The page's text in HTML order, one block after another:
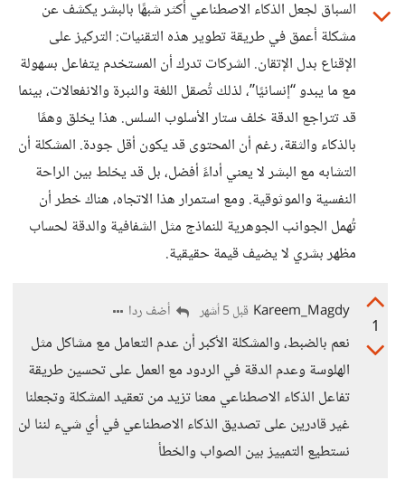
السباق لجعل الذكاء الاصطناعي أكثر شبهًا بالبشر يكشف عن
مشكلة أعمق في طريقة تطوير هذه التقنيات: التركيز على
الإقناع بدل الإتقان. الشركات تدرك أن المستخدم يتفاعل بسهولة
مع ما يبدو “إنسانيًا”، لذلك تُصقل اللغة والنبرة والانفعالات، بينما
قد تتراجع الدقة خلف ستار الأسلوب السلس. هذا يخلق وهمًا
بالذكاء والثقة، رغم أن المحتوى قد يكون أقل جودة. المشكلة أن
التشابه مع البشر لا يعني أداءً أفضل، بل قد يخلط بين الراحة
النفسية والموثوقية. ومع استمرار هذا الاتجاه، هناك خطر أن
تُهمل الجوانب الجوهرية للنماذج مثل الشفافية والدقة لحساب
مظهر بشري لا يضيف قيمة حقيقية.
1
Kareem_Magdy قبل 5 أشهر أضف ردا
نعم بالضبط، والمشكلة الأكبر أن عدم التعامل مع مشاكل مثل
الهلوسة وعدم الدقة في الردود مع العمل على تحسين طريقة
تفاعل الذكاء الاصطناعي معنا تزيد من تعقيد المشكلة وتجعلنا
غير قادرين على تصديق الذكاء الاصطناعي في أي شيء لننا لن
نستطيع التمييز بين الصواب والخطأ